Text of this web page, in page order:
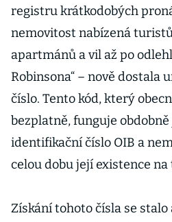
registru krátkodobých
nemovitost nabízená
apartmánů a vil až po
Robinsona“ – nově dostala
číslo. Tento kód, který
bezplatně, funguje
identifikační číslo OIB a
celou dobu její existence na
Získání tohoto čísla se